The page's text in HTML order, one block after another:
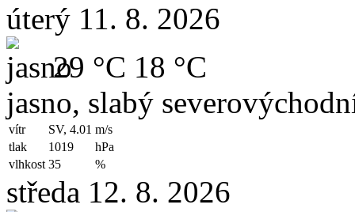
úterý 11. 8. 2026
29 °C 18 °C
jasno, slabý
vítr SV, 4.01 m/s
tlak
1019
hPa
vlhkost 35 %
středa 12. 8. 2026